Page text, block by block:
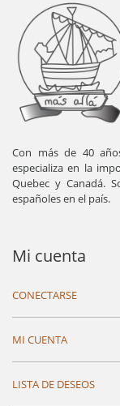
Con más de 40
especializa en la
Quebec y Canadá.
españoles en el país.
Mi cuenta
CONECTARSE
MI CUENTA
LISTA DE DESEOS